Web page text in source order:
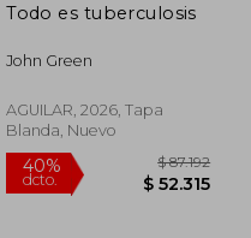
Todo es tuberculosis
John Green
AGUILAR, 2026, Tapa
Blanda, Nuevo